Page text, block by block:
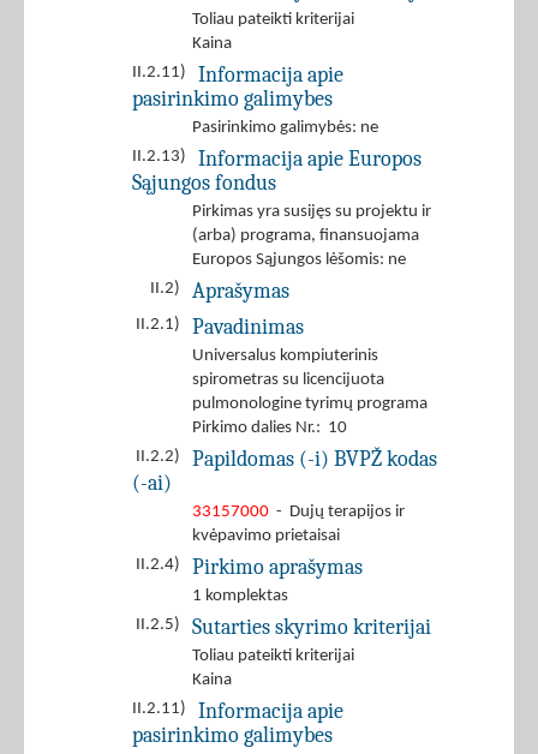
Toliau pateikti kriterijai
Kaina
II.2.11)
Informacija apie
pasirinkimo galimybes
Pasirinkimo galimybės: ne
II.2.13)
Informacija apie Europos
Sąjungos fondus
Pirkimas yra susijęs su projektu ir
(arba) programa, finansuojama
Europos Sąjungos lėšomis: ne
II.2)
Aprašymas
II.2.1) Pavadinimas
Universalus kompiuterinis
spirometras su licencijuota
pulmonologine tyrimų programa
Pirkimo dalies Nr.: 10
II.2.2)
Papildomas (-i) BVPŽ kodas
(-ai)
33157000 - Dujų terapijos ir
kvėpavimo prietaisai
II.2.4)
Pirkimo aprašymas
1 komplektas
II.2.5)
Sutarties skyrimo kriterijai
Toliau pateikti kriterijai
Kaina
II.2.11)
Informacija apie
pasirinkimo galimybes